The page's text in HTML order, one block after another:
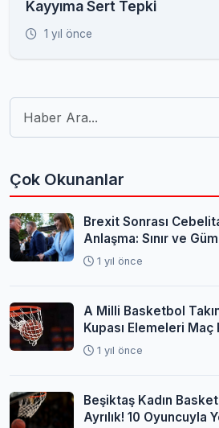
Kayyıma Sert Tepki
1 yıl önce
Çok Okunanlar
Brexit Sonrası
Anlaşma: Sınır ve
1 yıl önce
A Milli Basketbol
Kupası Elemeleri Maç
1 yıl önce
Beşiktaş Kadın
Ayrılık! 10 Oyuncuyla